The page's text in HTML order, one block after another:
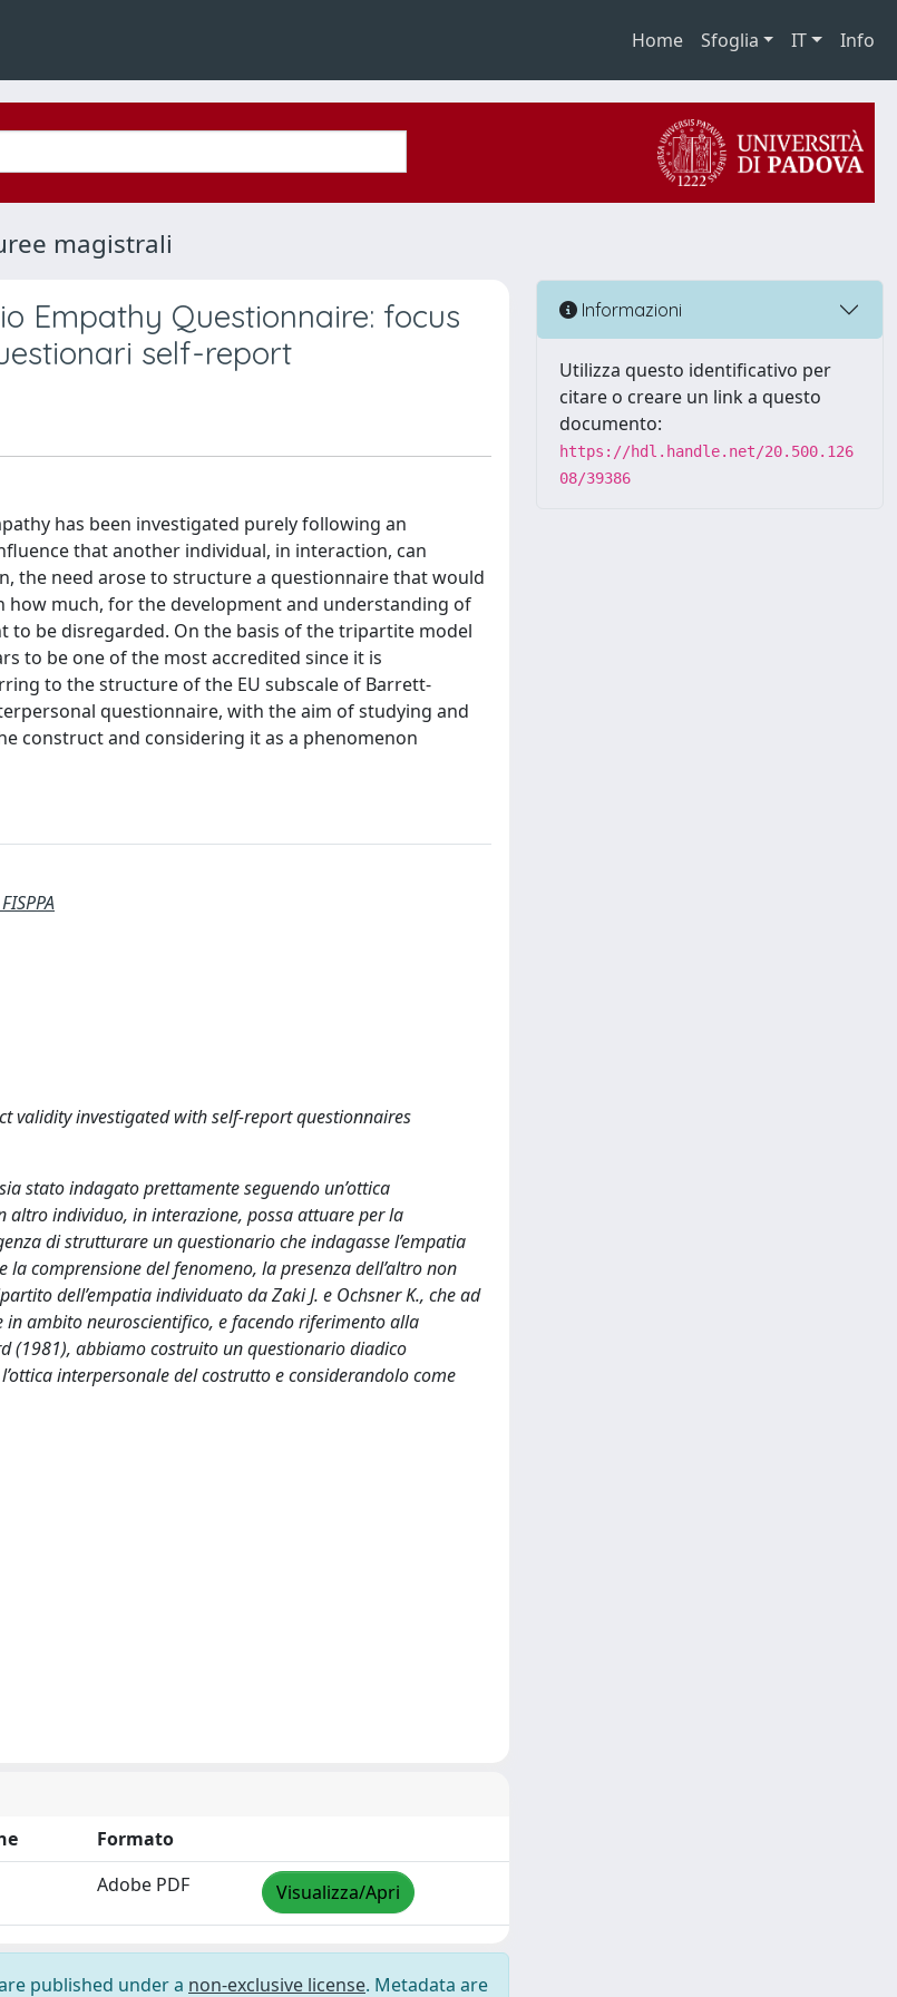
Home Sfoglia IT Info
magistrali
Empathy Questionnaire: focus
self-report
has been investigated purely following an
that another individual, in interaction, can
the need arose to structure a questionnaire that would
much, for the development and understanding of
be disregarded. On the basis of the tripartite model
to be one of the most accredited since it is
to the structure of the EU subscale of Barrett-
questionnaire, with the aim of studying and
construct and considering it as a phenomenon
validity investigated with self-report questionnaires
stato indagato prettamente seguendo un’ottica
altro individuo, in interazione, possa attuare per la
di strutturare un questionario che indagasse l’empatia
comprensione del fenomeno, la presenza dell’altro non
dell’empatia individuato da Zaki J. e Ochsner K., che ad
ambito neuroscientifico, e facendo riferimento alla
(1981), abbiamo costruito un questionario diadico
interpersonale del costrutto e considerandolo come
Formato
Adobe PDF Visualizza/Apri
published under a non-exclusive license. Metadata are
Informazioni
Utilizza questo identificativo per
citare o creare un link a questo
documento:
https://hdl.handle.net/20.500.126
08/39386